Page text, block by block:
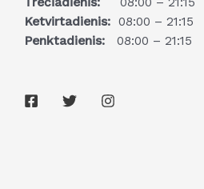
Ketvirtadienis: 08:00 – 21:15
Penktadienis: 08:00 – 21:15